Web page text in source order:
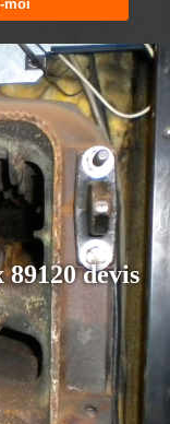
devis